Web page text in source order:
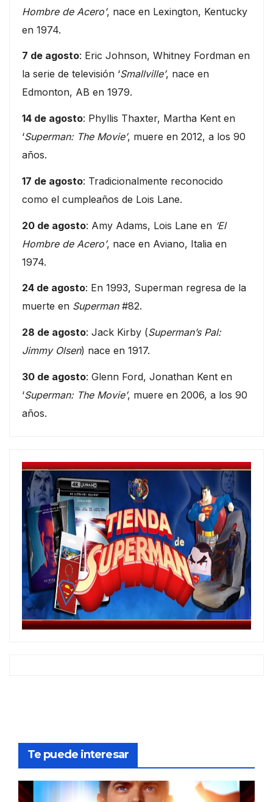
Hombre de Acero’, nace en Lexington, Kentucky
en 1974.
7 de agosto: Eric Johnson, Whitney Fordman en
la serie de televisión ‘Smallville’, nace en
Edmonton, AB en 1979.
14 de agosto: Phyllis Thaxter, Martha Kent en
‘Superman: The Movie’, muere en 2012, a los 90
años.
17 de agosto: Tradicionalmente reconocido
como el cumpleaños de Lois Lane.
20 de agosto: Amy Adams, Lois Lane en ‘El
Hombre de Acero’, nace en Aviano, Italia en
1974.
24 de agosto: En 1993, Superman regresa de la
muerte en Superman#82.
28 de agosto: Jack Kirby (Superman’s Pal:
Jimmy Olsen) nace en 1917.
30 de agosto: Glenn Ford, Jonathan Kent en
‘Superman: The Movie’, muere en 2006, a los 90
años.
Te puede interesar